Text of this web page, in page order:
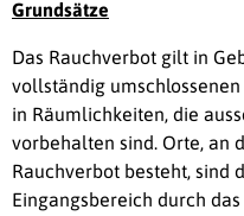
Grundsätze
Das Rauchverbot gilt in
vollständig
in Räumlichkeiten, die
vorbehalten sind. Orte, an
Rauchverbot besteht, sind
Eingangsbereich durch